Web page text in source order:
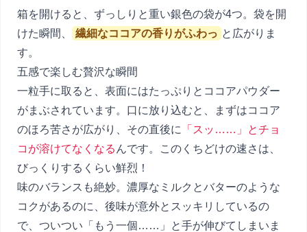
箱を開けると、ずっしりと重い銀色の袋が4つ。袋を開
けた瞬間、
繊細なココアの香りがふわっ と広がりま
す。
五感で楽しむ贅沢な瞬間
一粒手に取ると、表面にはたっぷりとココアパウダー
がまぶされています。口に放り込むと、まずはココア
のほろ苦さが広がり、その直後に
「スッ……」とチョ
コが溶けてなくなる んです。このくちどけの速さは、
びっくりするくらい鮮烈！
味のバランスも絶妙。濃厚なミルクとバターのような
コクがあるのに、後味が意外とスッキリしているの
で、ついつい「もう一個……」と手が伸びてしまいま